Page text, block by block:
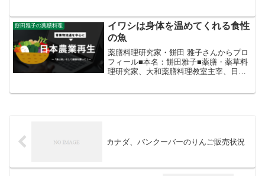
揃うスーパーへ足を延ばして歩いている
と蓬が一杯！。 ...
餅田雅子の薬膳料理
イワシは身体を温めてくれる食性
の魚
薬膳料理研究家・餅田 雅子さんからプロ
フィール■本名：餅田雅子■薬膳・薬草料
理研究家、大和薬膳料理教室主宰、日本
カナダ、バンクーバーのりんご販売状況